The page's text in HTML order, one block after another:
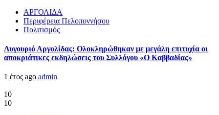
ΑΡΓΟΛΙΔΑ
Περιφέρεια Πελοποννήσου
Πολιτισμός
Λυγουριό Αργολίδας: Ολοκληρώθηκαν με μεγάλη επιτυχία οι
αποκριάτικες εκδηλώσεις του Συλλόγου «Ο Καββαδίας»
1 έτος ago admin
10
10